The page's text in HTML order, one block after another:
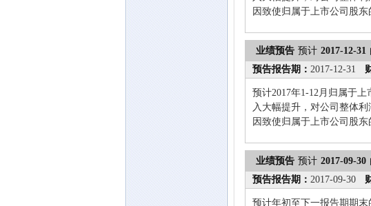
因致使归属于上市公司股东
业绩预告 预计 2017-12-31
预告报告期： 2017-12-31
预计2017年1-12月归属于
入大幅提升，对公司整体
因致使归属于上市公司股东
业绩预告 预计 2017-09-30
预告报告期： 2017-09-30
预计年初至下一报告期期